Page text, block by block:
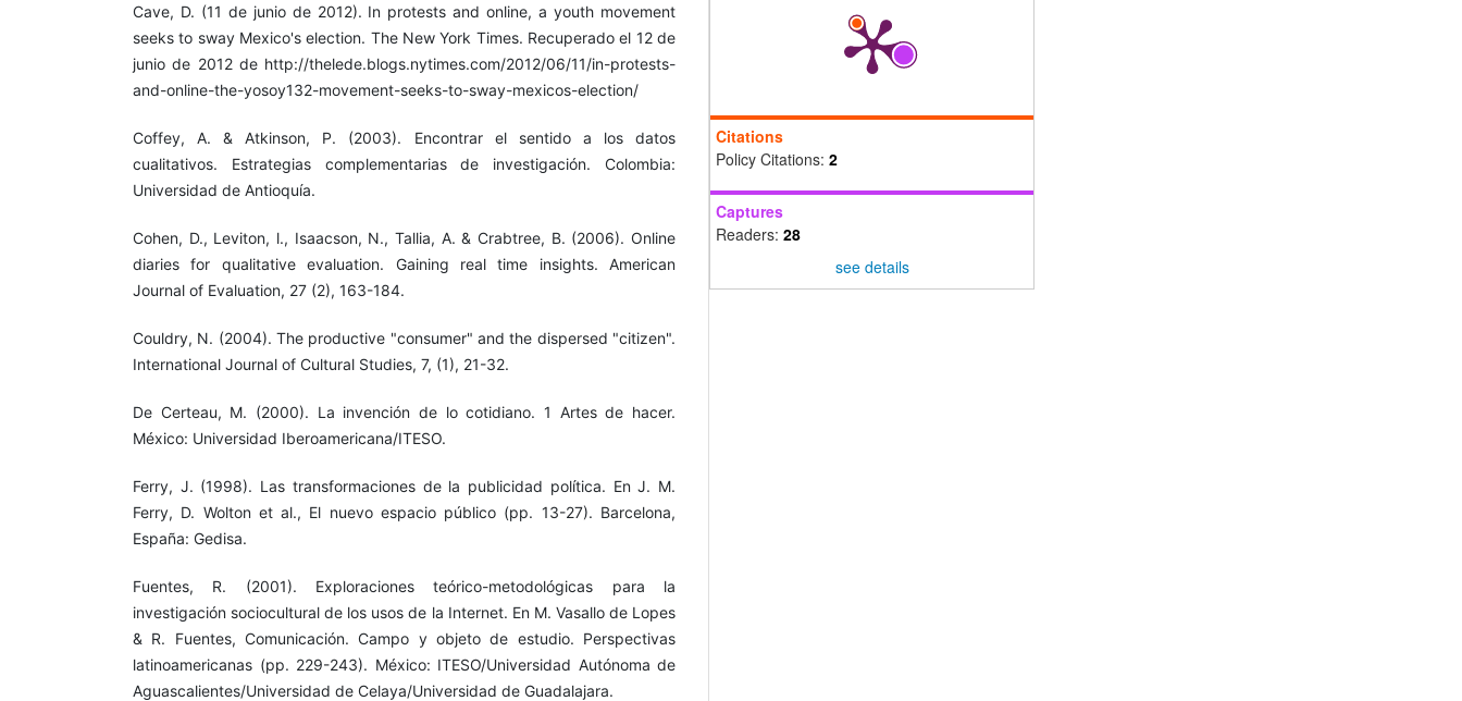
Cave, D. (11 de junio de 2012). In protests and online, a youth movement
seeks to sway Mexico's election. The New York Times. Recuperado el 12 de
junio de 2012 de http://thelede.blogs.nytimes.com/2012/06/11/in-protests-
and-online-the-yosoy132-movement-seeks-to-sway-mexicos-election/
Coffey, A. & Atkinson, P. (2003). Encontrar el sentido a los datos
cualitativos. Estrategias complementarias de investigación. Colombia:
Universidad de Antioquía.
Cohen, D., Leviton, l., Isaacson, N., Tallia, A. & Crabtree, B. (2006). Online
diaries for qualitative evaluation. Gaining real time insights. American
Journal of Evaluation, 27 (2), 163-184.
Couldry, N. (2004). The productive "consumer" and the dispersed "citizen".
International Journal of Cultural Studies, 7, (1), 21-32.
De Certeau, M. (2000). La invención de lo cotidiano. 1 Artes de hacer.
México: Universidad Iberoamericana/ITESO.
Ferry, J. (1998). Las transformaciones de la publicidad política. En J. M.
Ferry, D. Wolton et al., El nuevo espacio público (pp. 13-27). Barcelona,
España: Gedisa.
Fuentes, R. (2001). Exploraciones teórico-metodológicas para la
investigación sociocultural de los usos de la Internet. En M. Vasallo de Lopes
& R. Fuentes, Comunicación. Campo y objeto de estudio. Perspectivas
latinoamericanas (pp. 229-243). México: ITESO/Universidad Autónoma de
Aguascalientes/Universidad de Celaya/Universidad de Guadalajara.
Citations
Policy Citations: 2
Captures
Readers: 28
see details